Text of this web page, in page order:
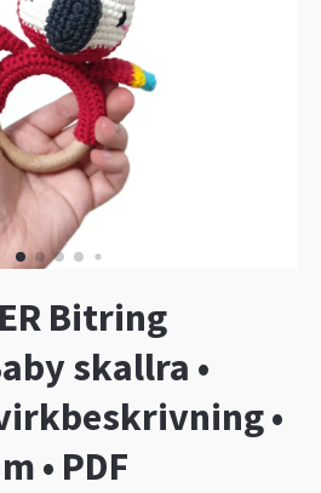
Bitring
skallra •
•
• PDF